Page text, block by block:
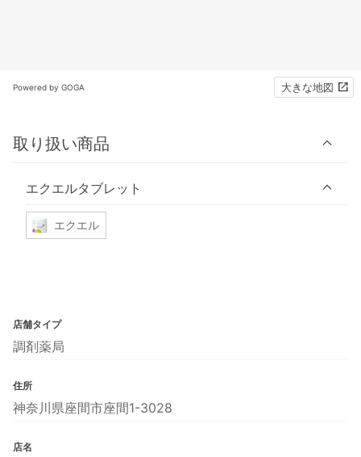
Powered by GOGA 大きな地図
取り扱い商品
エクエルタブレット
エクエル
店舗タイプ
調剤薬局
住所
神奈川県座間市座間1-3028
店名